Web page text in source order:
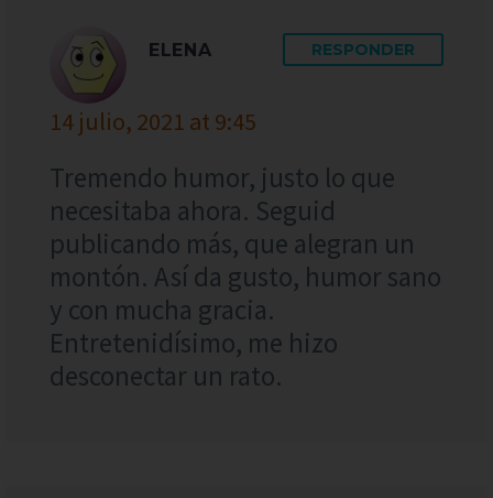
ELENA
14 julio, 2021 at 9:45
RESPONDER
Tremendo humor, justo lo que
necesitaba ahora. Seguid
publicando más, que alegran un
montón. Así da gusto, humor sano
y con mucha gracia.
Entretenidísimo, me hizo
desconectar un rato.